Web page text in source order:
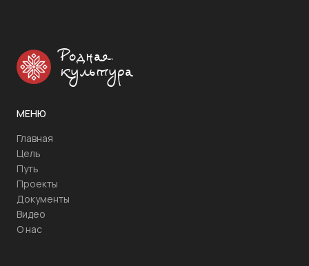
Родная
культура
МЕНЮ
Главная
Цель
Путь
Проекты
Документы
Видео
О нас